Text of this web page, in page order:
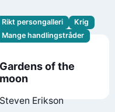
Rikt persongalleri
Krig
Mange handlingstråder
Gardens of the
moon
Steven Erikson